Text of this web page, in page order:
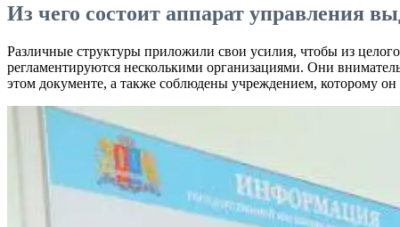
Из чего состоит аппарат управления
Различные структуры приложили свои усилия, чтобы из
регламентируются несколькими организациями. Они
этом документе, а также соблюдены учреждением, которому он